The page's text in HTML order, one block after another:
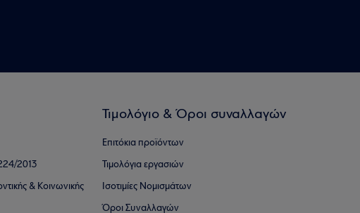
2013
& Κοινωνικής
Τιμολόγιο & Όροι συναλλαγών
Επιτόκια προϊόντων
Τιμολόγια εργασιών
Ισοτιμίες Νομισμάτων
Όροι Συναλλαγών